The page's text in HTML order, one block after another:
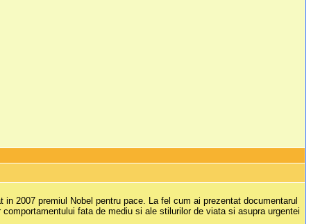
2007 premiul Nobel pentru pace. La fel cum ai prezentat documentarul
fata de mediu si ale stilurilor de viata si asupra urgentei